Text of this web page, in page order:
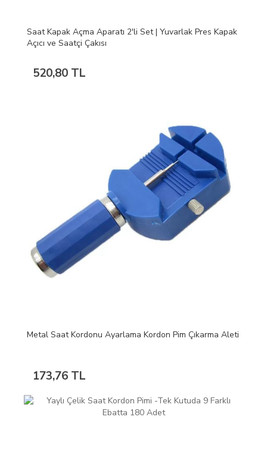
Saat Kapak Açma Aparatı 2'li Set | Yuvarlak Pres Kapak
Açıcı ve Saatçi Çakısı
520,80 TL
Metal Saat Kordonu Ayarlama Kordon Pim Çıkarma Aleti
173,76 TL